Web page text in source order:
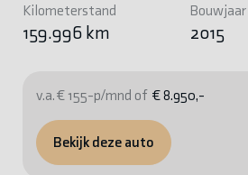
Kilometerstand
159.996 km
Bouwjaar
2015
v.a. € 155-p/mnd of € 8.950,-
Bekijk deze auto